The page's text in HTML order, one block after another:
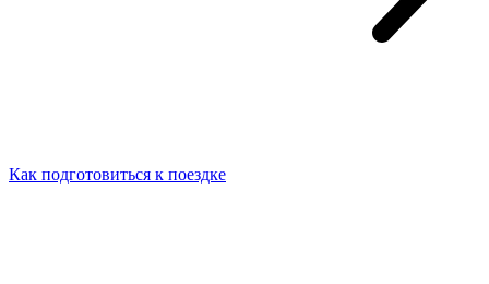
Как подготовиться к поездке